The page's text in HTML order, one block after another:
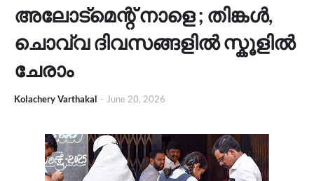
അലോട്മെന്റ് നാളെ ; തിങ്കൾ,
ചൊവ്വ ദിവസങ്ങളിൽ സ്കൂളിൽ
ചേരാം
Kolachery Varthakal - June 20, 2026